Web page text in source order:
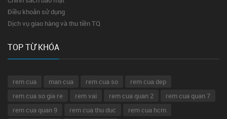
Điều khoản sử dụng
Dịch vụ giao hàng và thu tiền TQ
TOP TỪ KHÓA
rem cua man cua rem cua so
rem cua dep
rem cua so gia re
rem vai rem cua quan 2
rem cua quan 7
rem cua quan 9
rem cua thu duc
rem cua hcm